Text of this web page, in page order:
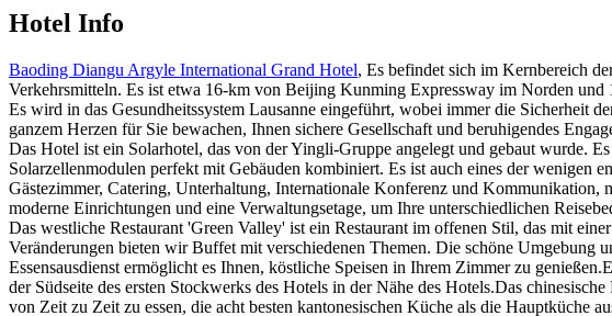
Hotel Info
Baoding Diangu Argyle International Grand Hotel, Es befindet sich im Kernbereich
Verkehrsmitteln. Es ist etwa 16-km von Beijing Kunming Expressway im Norden
Es wird in das Gesundheitssystem Lausanne eingeführt, wobei immer die Sicherheit
ganzem Herzen für Sie bewachen, Ihnen sichere Gesellschaft und beruhigendes
Das Hotel ist ein Solarhotel, das von der Yingli-Gruppe angelegt und gebaut wurde.
Solarzellenmodulen perfekt mit Gebäuden kombiniert. Es ist auch eines der wenigen
Gästezimmer, Catering, Unterhaltung, Internationale Konferenz und Kommunikation,
moderne Einrichtungen und eine Verwaltungsetage, um Ihre unterschiedlichen
Das westliche Restaurant 'Green Valley' ist ein Restaurant im offenen Stil, das mit
Veränderungen bieten wir Buffet mit verschiedenen Themen. Die schöne Umgebung
Essensausdienst ermöglicht es Ihnen, köstliche Speisen in Ihrem Zimmer zu
der Südseite des ersten Stockwerks des Hotels in der Nähe des Hotels.Das
von Zeit zu Zeit zu essen, die acht besten kantonesischen Küche als die Hauptküche